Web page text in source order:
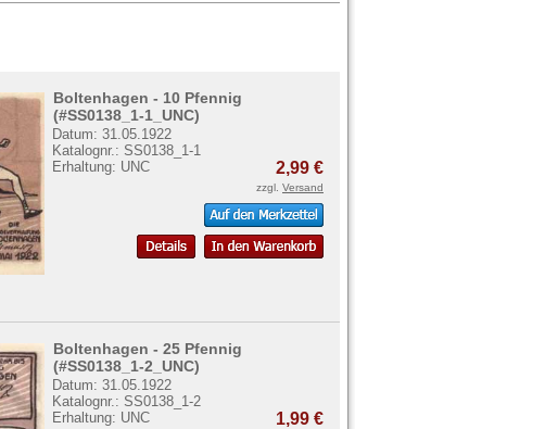
Siehier.
Boltenhagen - 10 Pfennig
(#SS0138_1-1_UNC)
Datum: 31.05.1922
Katalognr.: SS0138_1-1
Erhaltung: UNC
2,99 €
zzgl. Versand
Boltenhagen - 25 Pfennig
(#SS0138_1-2_UNC)
Datum: 31.05.1922
Katalognr.: SS0138_1-2
Erhaltung: UNC
1,99 €